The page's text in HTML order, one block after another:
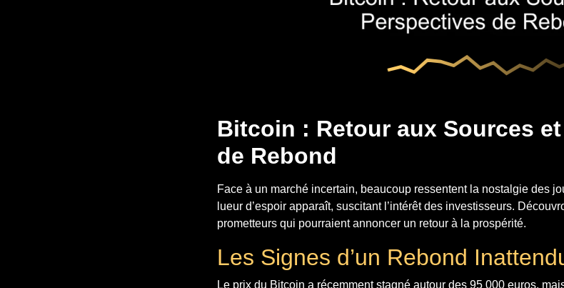
Bitcoin : Retour aux Sources
de Rebond
Face à un marché incertain, beaucoup ressentent la nostalgie des
lueur d’espoir apparaît, suscitant l’intérêt des investisseurs.
prometteurs qui pourraient annoncer un retour à la prospérité.
Les Signes d’un Rebond
Le prix du Bitcoin a récemment stagné autour des 95 000 euros,